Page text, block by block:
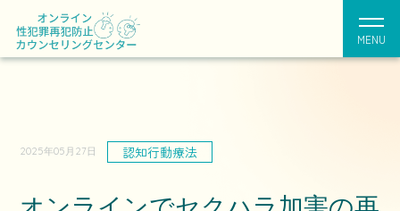
MENU
2025年05月27日 認知行動療法